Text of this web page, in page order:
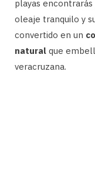
playas
oleaje tranquilo y
convertido en un
natural que
veracruzana.